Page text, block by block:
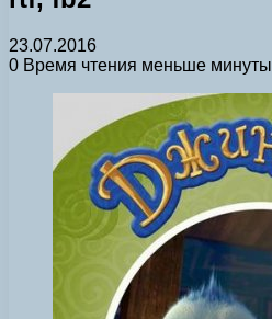
23.07.2016
0 Время чтения меньше минуты